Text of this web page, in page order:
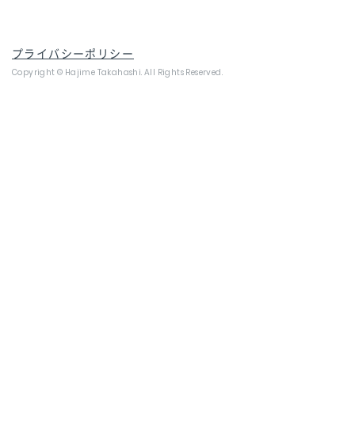
プライバシーポリシー
Copyright © Hajime Takahashi. All Rights Reserved.